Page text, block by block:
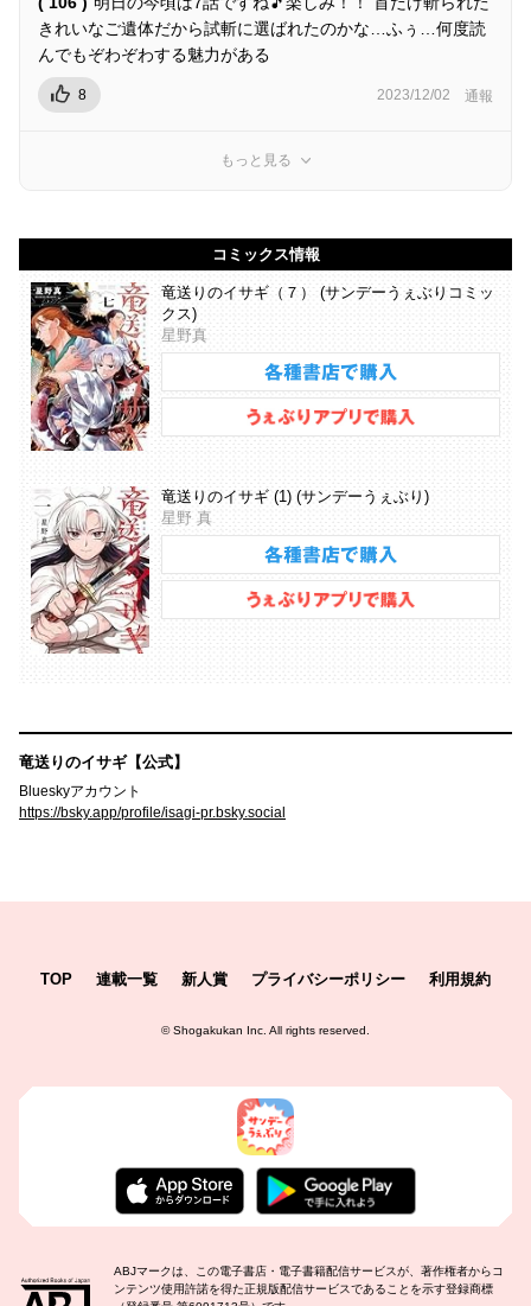
きれいなご遺体だから試斬に選ばれたのかな…ふぅ…何度読
んでもぞわぞわする魅力がある
8 2023/12/02 通報
もっと見る
コミックス情報
竜送りのイサギ（７） (サンデーうぇぶりコミッ
クス)
星野真
竜送りのイサギ (1) (サンデーうぇぶり)
星野 真
竜送りのイサギ【公式】
Blueskyアカウント
https://bsky.app/profile/isagi-pr.bsky.social
TOP 連載一覧 新人賞 プライバシーポリシー 利用規約
©Shogakukan Inc. All rights reserved.
ABJマークは、この電子書店・電子書籍配信サービスが、著作権者からコ
ンテンツ使用許諾を得た正規版配信サービスであることを示す登録商標